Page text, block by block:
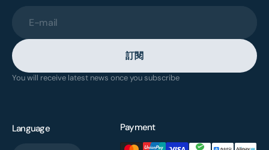
E-mail
訂閱
You will receive latest news once you subscribe
Language Payment